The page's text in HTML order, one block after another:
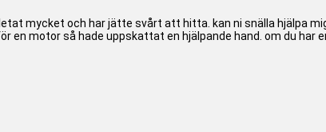
mycket och har jätte svårt att hitta. kan ni snälla hjälpa
en motor så hade uppskattat en hjälpande hand. om du har